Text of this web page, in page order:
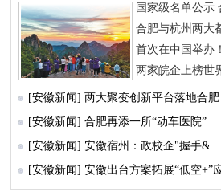
国家级名单公示
合肥与杭州两大
首次在中国举办
两家皖企上榜世
[安徽新闻] 两大聚变创新平台落地合肥
[安徽新闻] 合肥再添一所“动车医院”
[安徽新闻] 安徽宿州：政校企"握手&
[安徽新闻] 安徽出台方案拓展“低空+”